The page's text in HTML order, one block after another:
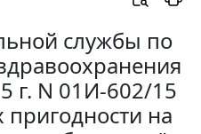
службы по
г. N 01И-602/15
на